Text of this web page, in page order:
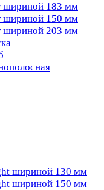
шириной 183 мм
шириной 150 мм
шириной 203 мм
шириной 130 мм
шириной 150 мм